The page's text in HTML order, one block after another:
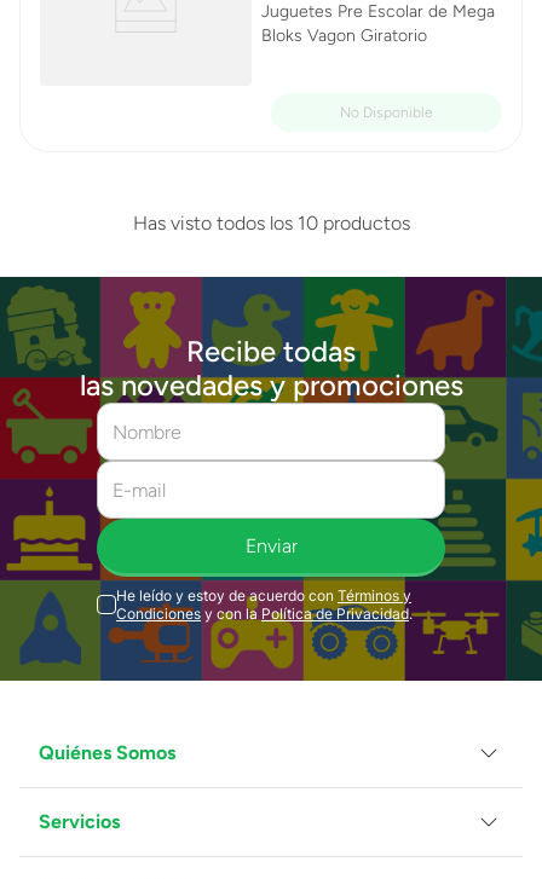
Juguetes Pre Escolar de Mega
Bloks Vagon Giratorio
Has visto todos los 10productos
Recibe todas
las novedades y promociones
Enviar
He leído y estoy de acuerdo con Términos y
Condiciones y con la Política de Privacidad.
Quiénes Somos
Grupo Juguetron
Localiza tu tienda
Servicios